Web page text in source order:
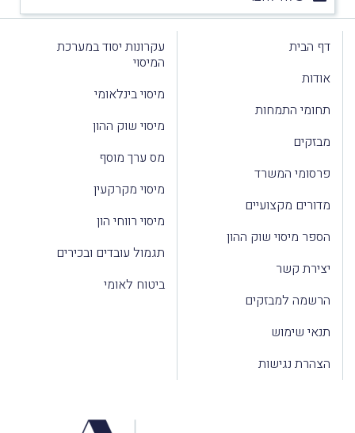
דף הבית
אודות
תחומי התמחות
מבזקים
פרסומי המשרד
מדורים מקצועיים
הספר מיסוי שוק ההון
יצירת קשר
הרשמה למבזקים
תנאי שימוש
הצהרת נגישות
עקרונות יסוד במערכת
המיסוי
מיסוי בינלאומי
מיסוי שוק ההון
מס ערך מוסף
מיסוי מקרקעין
מיסוי רווחי הון
תגמול עובדים ובכירים
ביטוח לאומי